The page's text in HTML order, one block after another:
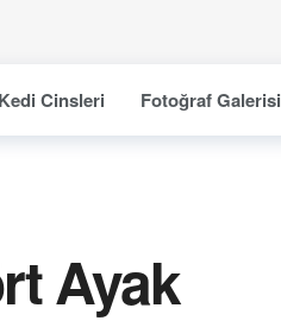
Kedi Cinsleri Fotoğraf Galerisi
Ayak